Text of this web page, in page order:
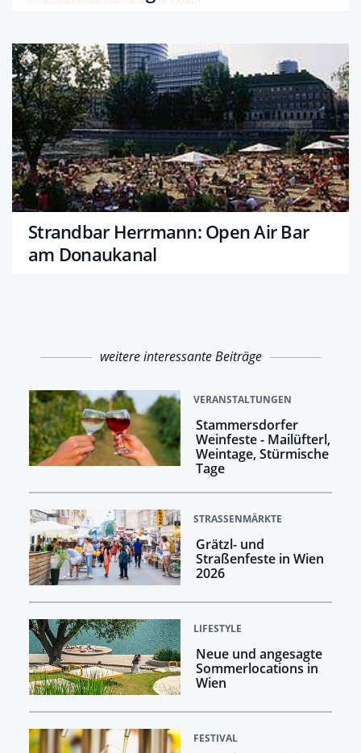
Strandbar Herrmann: Open Air Bar
am Donaukanal
weitere interessante Beiträge
VERANSTALTUNGEN
Stammersdorfer
Weinfeste - Mailüfterl,
Weintage, Stürmische
Tage
STRASSENMÄRKTE
Grätzl- und
Straßenfeste in Wien
2026
LIFESTYLE
Neue und angesagte
Sommerlocations in
Wien
FESTIVAL